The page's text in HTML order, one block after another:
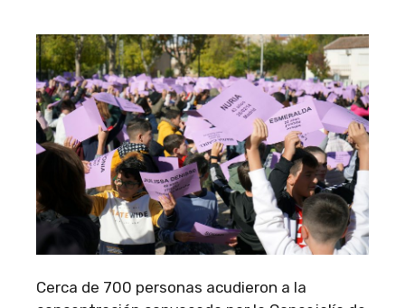
Cerca de 700 personas acudieron a la